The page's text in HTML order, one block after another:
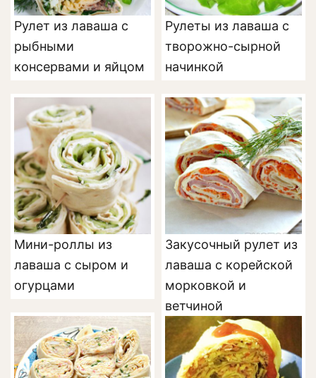
Рулет из лаваша с
рыбными
консервами и яйцом
Рулеты из лаваша с
творожно-сырной
начинкой
Мини-роллы из
лаваша с сыром и
огурцами
Закусочный рулет из
лаваша с корейской
морковкой и
ветчиной